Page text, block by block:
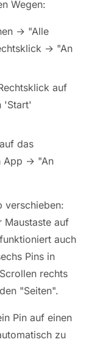
Wegen:
→ "Alle
→ "An
auf
'Start'
das
App → "An
verschieben:
Maustaste auf
auch
Pins in
rechts
"Seiten".
Pin auf einen
zu